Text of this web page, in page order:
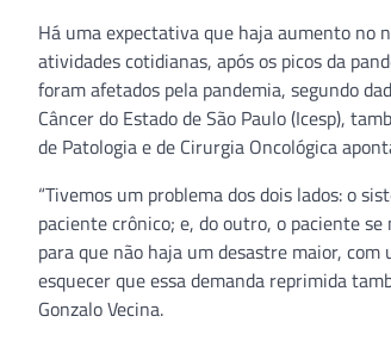
Há uma expectativa que haja aumento no
atividades cotidianas, após os picos da
foram afetados pela pandemia, segundo
Câncer do Estado de São Paulo (Icesp),
de Patologia e de Cirurgia Oncológica
“Tivemos um problema dos dois lados: o
paciente crônico; e, do outro, o paciente
para que não haja um desastre maior,
esquecer que essa demanda reprimida
Gonzalo Vecina.